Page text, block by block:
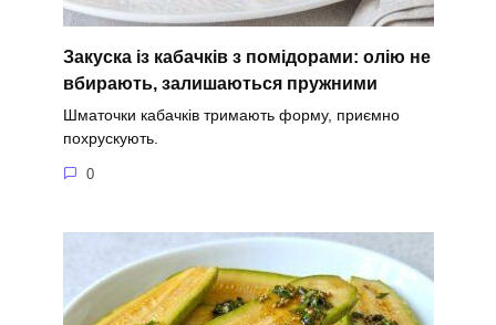
Закуска із кабачків з помідорами: олію не
вбирають, залишаються пружними
Шматочки кабачків тримають форму, приємно
похрускують.
0